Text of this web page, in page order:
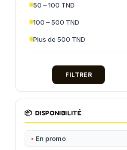
50 – 100 TND
100 – 500 TND
Plus de 500 TND
FILTRER
📦 DISPONIBILITÉ
En promo